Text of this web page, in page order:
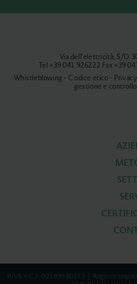
Via dell'elettricità, 5/D
Tel +39 041 926222 Fax +39
Whistleblowing -Codice etico - Privacy
gestione e
P.IVA e C.F. 02189580273 | Registro